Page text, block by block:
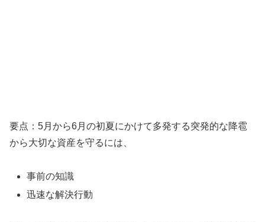
要点：5月から6月の初夏にかけて多発する突発的な降雹
から大切な資産を守るには、
事前の知識
迅速な解決行動